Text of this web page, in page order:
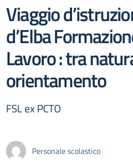
Viaggio
d’Elba
Lavoro : tra
orientamento
FSL ex PCTO
Personale scolastico